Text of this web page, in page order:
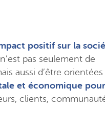
positif sur la
pas seulement de
aussi d’être orientées
et économique pour
clients,